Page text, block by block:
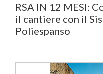
RSA IN 12 MESI:
il cantiere con il
Poliespanso